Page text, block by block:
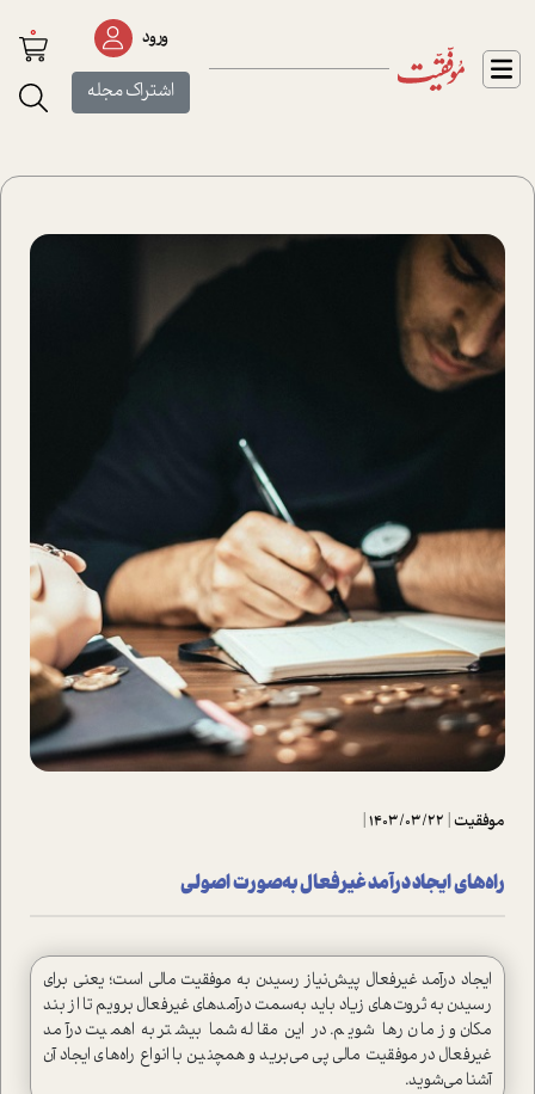
ورود
اشتراک مجله
0
موفقیت|
1403/03/22
|
راه‌های ایجاد در‌آمد غیرفعال به‌صورت اصولی
ایجاد درآمد غیرفعال پیش‌نیاز رسیدن به موفقیت مالی است؛ یعنی برای
رسیدن به ثروت‌های زیاد باید به‌سمت درآمدهای غیرفعال برویم تا از بند
مکان و زمان رها شویم. در این مقاله شما بیشتر به اهمیت درآمد
غیرفعال در موفقیت مالی پی می‌برید و همچنین با انواع راه‌های ایجاد آن
آشنا می‌شوید.